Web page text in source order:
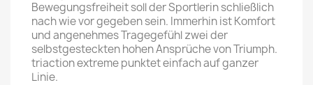
Bewegungsfreiheit soll der Sportlerin schließlich
nach wie vor gegeben sein. Immerhin ist Komfort
und angenehmes Tragegefühl zwei der
selbstgesteckten hohen Ansprüche von Triumph.
triaction extreme punktet einfach auf ganzer
Linie.